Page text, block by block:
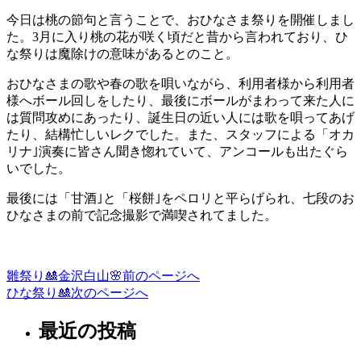
今日は桃の節句と言うことで、おひなさま祭りを開催しまし
た。3月に入り桃の花が咲く頃だと昔から言われており、ひ
な祭りは魔除けの意味があるとのこと。
おひなさまの歌や春の歌を唄いながら、利用者様から利用者
様へボール回しをしたり、最後にボールがまわって来た人に
は質問攻めにあったり、誕生日の近い人には歌を唄ってあげ
たり、結構忙しいレクでした。また、スタッフによる「オカ
リナ｣演奏に皆さん聞き惚れていて、アンコールも出たぐら
いでした。
最後には「甘酒｣と「桜餅｣をペロリと平らげられ、七段のお
ひなさまの前で記念撮影で満喫されてました。
投
稿
雛祭り🎎金沢白山🌸前のページへ
ひな祭り🎎次のページへ
最近の投稿